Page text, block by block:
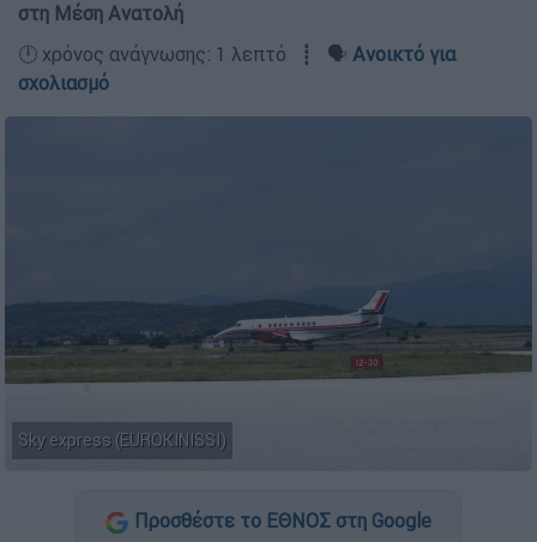
στη Μέση Ανατολή
🕛 χρόνος ανάγνωσης: 1 λεπτό ┋ 🗣️ Ανοικτό για
σχολιασμό
Sky express (EUROKINISSI)
Προσθέστε το ΕΘΝΟΣ στη Google